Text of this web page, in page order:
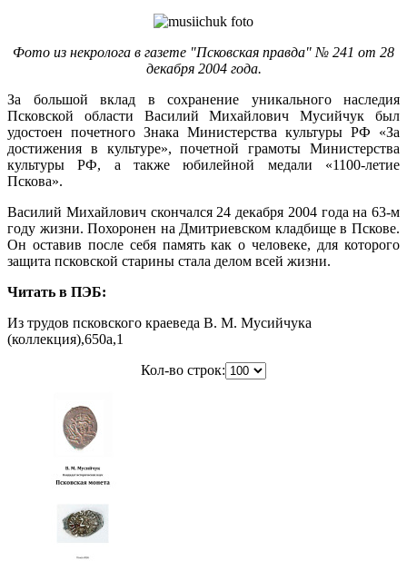
Фото из некролога в газете "Псковская правда" № 241 от 28
декабря 2004 года.
За большой вклад в сохранение уникального наследия
Псковской области Василий Михайлович Мусийчук был
удостоен почетного Знака Министерства культуры РФ «За
достижения в культуре», почетной грамоты Министерства
культуры РФ, а также юбилейной медали «1100-летие
Пскова».
Василий Михайлович скончался 24 декабря 2004 года на 63-м
году жизни. Похоронен на Дмитриевском кладбище в Пскове.
Он оставив после себя память как о человеке, для которого
защита псковской старины стала делом всей жизни.
Читать в ПЭБ:
Из трудов псковского краеведа В. М. Мусийчука
(коллекция),650a,1
Кол-во строк: